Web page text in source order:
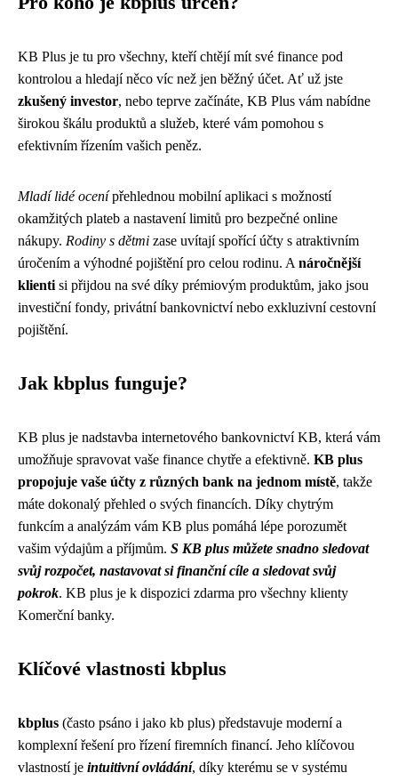
KB Plus je tu pro všechny, kteří chtějí mít své finance pod
kontrolou a hledají něco víc než jen běžný účet. Ať už jste
zkušený investor, nebo teprve začínáte, KB Plus vám nabídne
širokou škálu produktů a služeb, které vám pomohou s
efektivním řízením vašich peněz.
Mladí lidé ocenípřehlednou mobilní aplikaci s možností
okamžitých plateb a nastavení limitů pro bezpečné online
nákupy. Rodiny s dětmi zase uvítají spořící účty s atraktivním
úročením a výhodné pojištění pro celou rodinu. A náročnější
klienti si přijdou na své díky prémiovým produktům, jako jsou
investiční fondy, privátní bankovnictví nebo exkluzivní cestovní
pojištění.
Jak kbplus funguje?
KB plus je nadstavba internetového bankovnictví KB, která vám
umožňuje spravovat vaše finance chytře a efektivně. KB plus
propojuje vaše účty z různých bank na jednom místě, takže
máte dokonalý přehled o svých financích. Díky chytrým
funkcím a analýzám vám KB plus pomáhá lépe porozumět
vašim výdajům a příjmům. S KB plus můžete snadno sledovat
svůj rozpočet, nastavovat si finanční cíle a sledovat svůj
pokrok. KB plus je k dispozici zdarma pro všechny klienty
Komerční banky.
Klíčové vlastnosti kbplus
kbplus (často psáno i jako kb plus) představuje moderní a
komplexní řešení pro řízení firemních financí. Jeho klíčovou
vlastností je intuitivní ovládání, díky kterému se v systému